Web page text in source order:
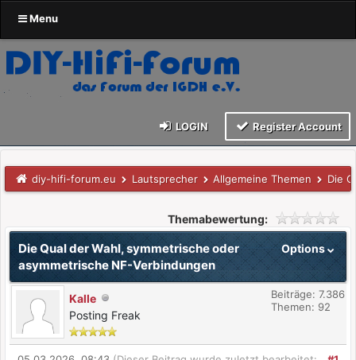
Menu
LOGIN Register Account
diy-hifi-forum.eu Lautsprecher Allgemeine Themen Die
Themabewertung:
Options
Die Qual der Wahl, symmetrische oder
asymmetrische NF-Verbindungen
Kalle
Posting Freak
Beiträge: 7.386
Themen: 92